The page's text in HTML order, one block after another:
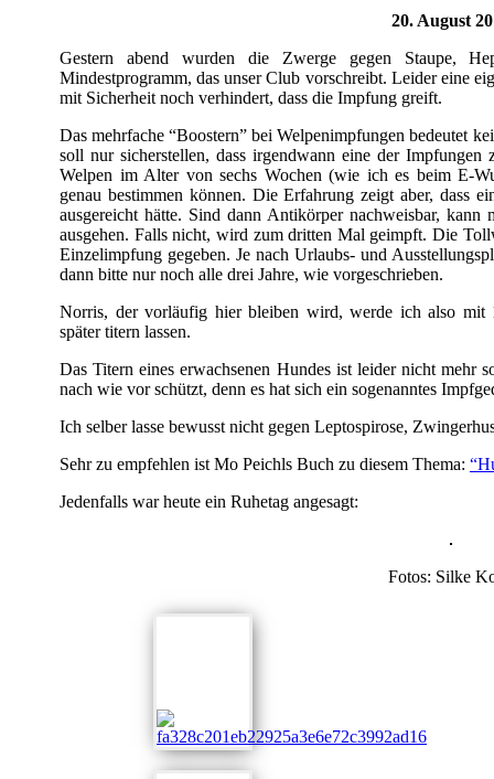
20. August
Gestern abend wurden die Zwerge gegen Staupe,
Mindestprogramm, das unser Club vorschreibt. Leider eine
mit Sicherheit noch verhindert, dass die Impfung greift.
Das mehrfache “Boostern” bei Welpenimpfungen bedeutet
soll nur sicherstellen, dass irgendwann eine der
Welpen im Alter von sechs Wochen (wie ich es beim E-
genau bestimmen können. Die Erfahrung zeigt aber, dass
ausgereicht hätte. Sind dann Antikörper nachweisbar, kann
ausgehen. Falls nicht, wird zum dritten Mal geimpft. Die
Einzelimpfung gegeben. Je nach Urlaubs- und
dann bitte nur noch alle drei Jahre, wie vorgeschrieben.
Norris, der vorläufig hier bleiben wird, werde ich also mit
später titern lassen.
Das Titern eines erwachsenen Hundes ist leider nicht mehr
nach wie vor schützt, denn es hat sich ein sogenanntes
Ich selber lasse bewusst nicht gegen Leptospirose,
Sehr zu empfehlen ist Mo Peichls Buch zu diesem Thema:
Jedenfalls war heute ein Ruhetag angesagt:
Fotos: Silke